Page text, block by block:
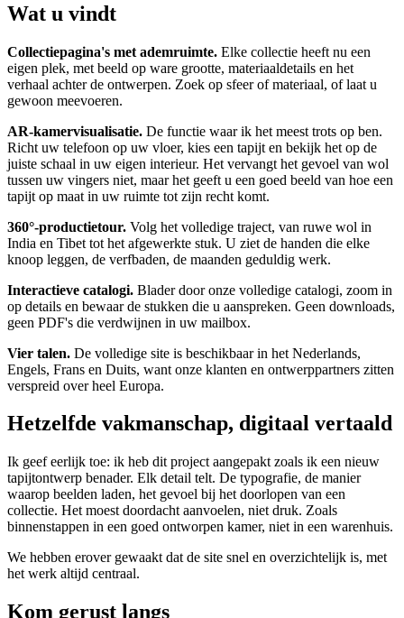
Wat u vindt
Collectiepagina's met ademruimte. Elke collectie heeft nu een
eigen plek, met beeld op ware grootte, materiaaldetails en het
verhaal achter de ontwerpen. Zoek op sfeer of materiaal, of laat u
gewoon meevoeren.
AR-kamervisualisatie. De functie waar ik het meest trots op ben.
Richt uw telefoon op uw vloer, kies een tapijt en bekijk het op de
juiste schaal in uw eigen interieur. Het vervangt het gevoel van wol
tussen uw vingers niet, maar het geeft u een goed beeld van hoe een
tapijt op maat in uw ruimte tot zijn recht komt.
360°-productietour. Volg het volledige traject, van ruwe wol in
India en Tibet tot het afgewerkte stuk. U ziet de handen die elke
knoop leggen, de verfbaden, de maanden geduldig werk.
Interactieve catalogi. Blader door onze volledige catalogi, zoom in
op details en bewaar de stukken die u aanspreken. Geen downloads,
geen PDF's die verdwijnen in uw mailbox.
Vier talen. De volledige site is beschikbaar in het Nederlands,
Engels, Frans en Duits, want onze klanten en ontwerppartners zitten
verspreid over heel Europa.
Hetzelfde vakmanschap, digitaal vertaald
Ik geef eerlijk toe: ik heb dit project aangepakt zoals ik een nieuw
tapijtontwerp benader. Elk detail telt. De typografie, de manier
waarop beelden laden, het gevoel bij het doorlopen van een
collectie. Het moest doordacht aanvoelen, niet druk. Zoals
binnenstappen in een goed ontworpen kamer, niet in een warenhuis.
We hebben erover gewaakt dat de site snel en overzichtelijk is, met
het werk altijd centraal.
Kom gerust langs